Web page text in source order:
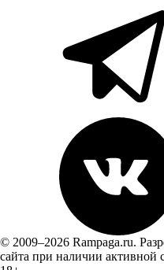
© 2009–2026 Rampaga.ru.
сайта при наличии активной